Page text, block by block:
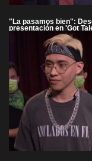
"La pasamos bien":
presentación en 'Got